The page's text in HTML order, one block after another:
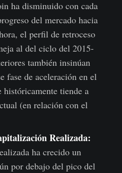
ha disminuido con cada
del mercado hacia
el perfil de retroceso
al del ciclo del 2015-
también insinúan
fase de aceleración en el
históricamente tiende a
(en relación con el
Realizada:
ha crecido un
por debajo del pico del